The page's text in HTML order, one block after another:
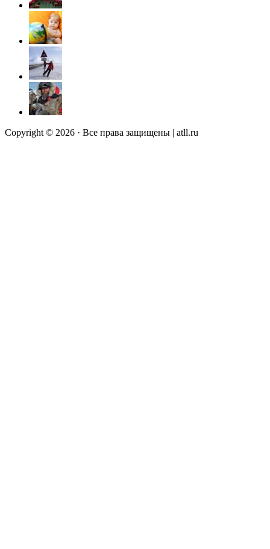
Copyright © 2026 · Все права защищены | atll.ru